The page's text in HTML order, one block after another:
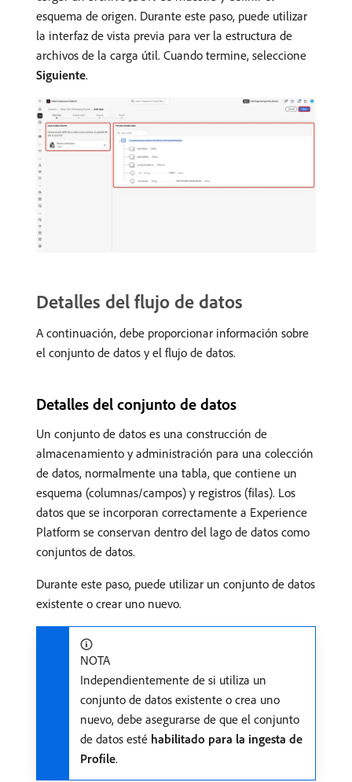
esquema de origen. Durante este paso, puede utilizar
la interfaz de vista previa para ver la estructura de
archivos de la carga útil. Cuando termine, seleccione
Siguiente.
Detalles del flujo de datos
A continuación, debe proporcionar información sobre
el conjunto de datos y el flujo de datos.
Detalles del conjunto de datos
Un conjunto de datos es una construcción de
almacenamiento y administración para una colección
de datos, normalmente una tabla, que contiene un
esquema (columnas/campos) y registros (filas). Los
datos que se incorporan correctamente a Experience
Platform se conservan dentro del lago de datos como
conjuntos de datos.
Durante este paso, puede utilizar un conjunto de datos
existente o crear uno nuevo.
NOTA
Independientemente de si utiliza un
conjunto de datos existente o crea uno
nuevo, debe asegurarse de que el conjunto
de datos esté habilitado para la ingesta de
Profile.